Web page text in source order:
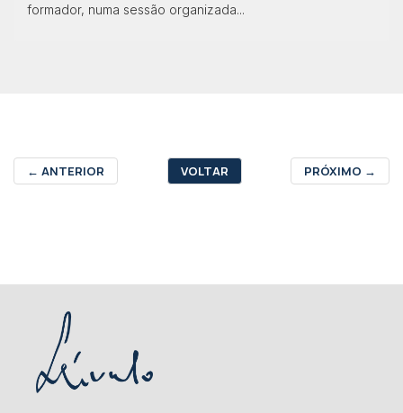
formador, numa sessão organizada...
← ANTERIOR VOLTAR PRÓXIMO →